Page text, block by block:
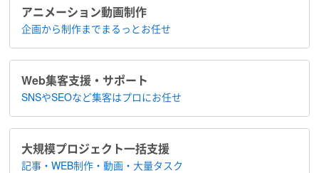
アニメーション​動画制作
企画から制作まで​まるっとお任せ
Web集客支援・サポート
SNSやSEOなど集客は​プロにお任せ
大規模プロジェクト​一括支援
記事・WEB制作・動画・大量タスク